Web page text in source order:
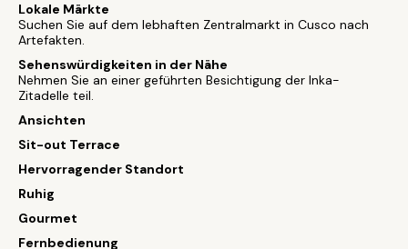
Lokale Märkte
Suchen Sie auf dem lebhaften Zentralmarkt in Cusco nach
Artefakten.
Sehenswürdigkeiten in der Nähe
Nehmen Sie an einer geführten Besichtigung der Inka-
Zitadelle teil.
Ansichten
Sit-out Terrace
Hervorragender Standort
Ruhig
Gourmet
Fernbedienung